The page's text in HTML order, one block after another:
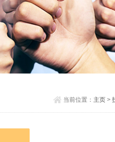
当前位置： 主页>